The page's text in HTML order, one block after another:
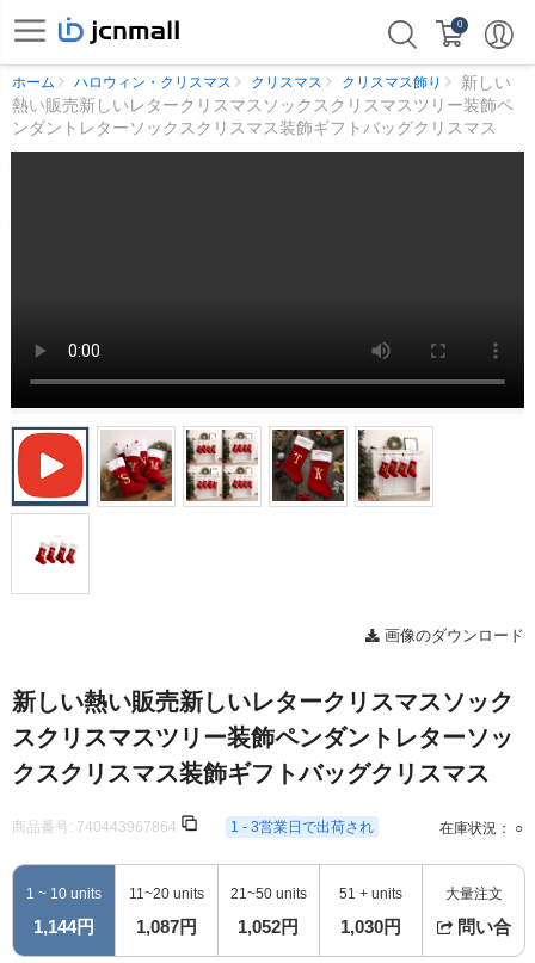
0
ホーム ハロウィン・クリスマス クリスマス クリスマス飾り
新しい
熱い販売新しいレタークリスマスソックスクリスマスツリー装飾ペ
ンダントレターソックスクリスマス装飾ギフトバッグクリスマス
画像のダウンロード
新しい熱い販売新しいレタークリスマスソック
スクリスマスツリー装飾ペンダントレターソッ
クスクリスマス装飾ギフトバッグクリスマス
商品番号: 740443967864 1 - 3営業日で出荷され 在庫状況： ○
1 ~ 10 units
1,144円
11~20 units
1,087円
21~50 units
1,052円
51 + units
1,030円
大量注文
問い合